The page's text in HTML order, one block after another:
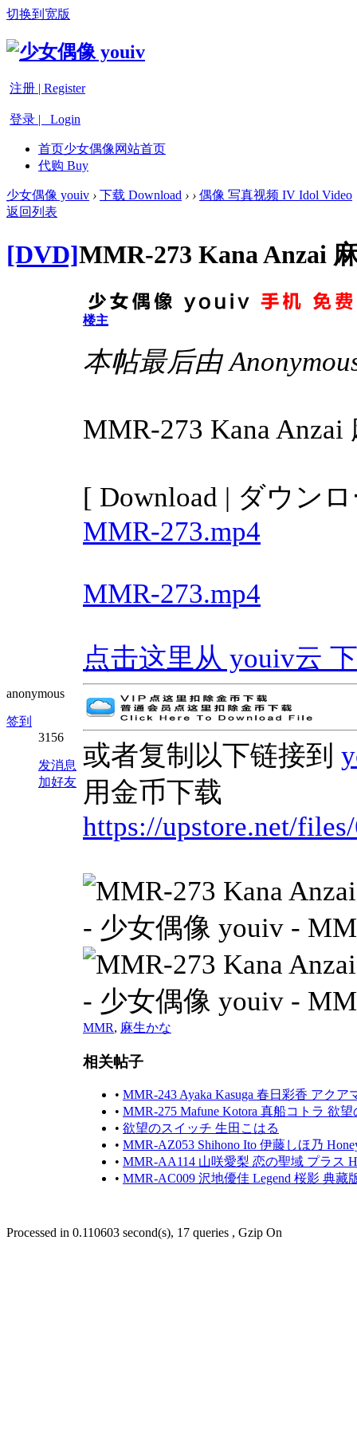
切换到宽版
注册 | Register
登录 | Login
首页少女偶像网站首页
代购 Buy
少女偶像 youiv › 下载 Download › › 偶像 写真视频 IV Idol Video
返回列表
[DVD]MMR-273 Kana Anzai
anonymous
签到
3156
发消息
加好友
楼主
本帖最后由
MMR-273 Kana
[ Download | ダウン
MMR-273.mp4
MMR-273.mp4
点击这里从 youiv云
或者复制以下链接到
用金币下载
https://upstore.net/
MMR, 麻生かな
相关帖子
• MMR-243 Ayaka Kasuga 春日彩香 アクア
• MMR-275 Mafune Kotora 真船コトラ 欲
• 欲望のスイッチ 生田こはる
• MMR-AZ053 Shihono Ito 伊藤しほ乃
• MMR-AA114 山咲愛梨 恋の聖域 プラス
• MMR-AC009 沢地優佳 Legend 桜影 典藏
Processed in 0.110603 second(s), 17 queries , Gzip On